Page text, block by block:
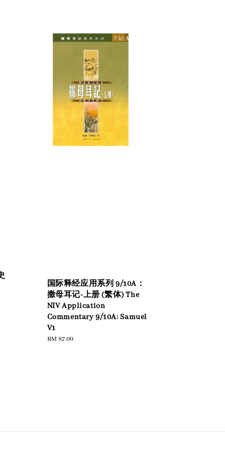
国际释经应用系列 9/10A：
撒母耳记-上册 (繁体) The
NIV Application
Commentary 9/10A: Samuel
V1
Regular
RM 87.00